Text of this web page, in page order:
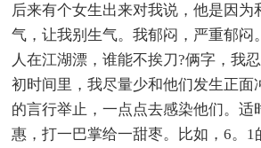
后来有个女生出来对我说，他是因为
气，让我别生气。我郁闷，严重郁闷
人在江湖漂，谁能不挨刀?俩字，我
初时间里，我尽量少和他们发生正面
的言行举止，一点点去感染他们。适
惠，打一巴掌给一甜枣。比如，6。1